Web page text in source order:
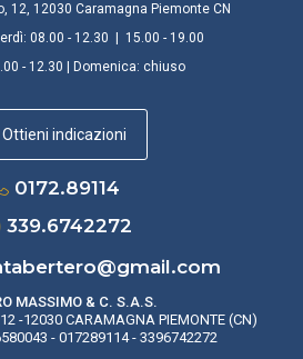
12, 12030 Caramagna Piemonte CN
08.00 - 12.30 | 15.00 - 19.00
- 12.30 | Domenica: chiuso
Ottieni indicazioni
0172.89114
339.6742272
MASSIMO & C. S.A.S.
-12030 CARAMAGNA PIEMONTE (CN)
- 017289114 - 3396742272